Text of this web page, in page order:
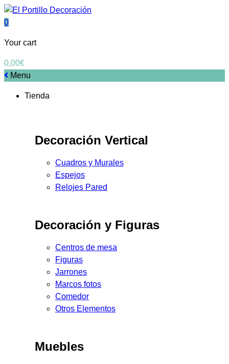
0
Your cart
0,00€
Menu
Tienda
Decoración Vertical
Cuadros y Murales
Espejos
Relojes Pared
Decoración y Figuras
Centros de mesa
Figuras
Jarrones
Marcos fotos
Comedor
Otros Elementos
Muebles